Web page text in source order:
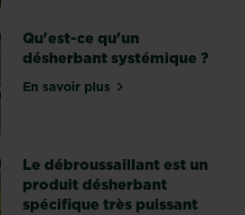
Qu'est-ce qu'un
désherbant systémique ?
En savoir plussur Qu'est-ce qu'un
Le débroussaillant est un
produit désherbant
spécifique très puissant